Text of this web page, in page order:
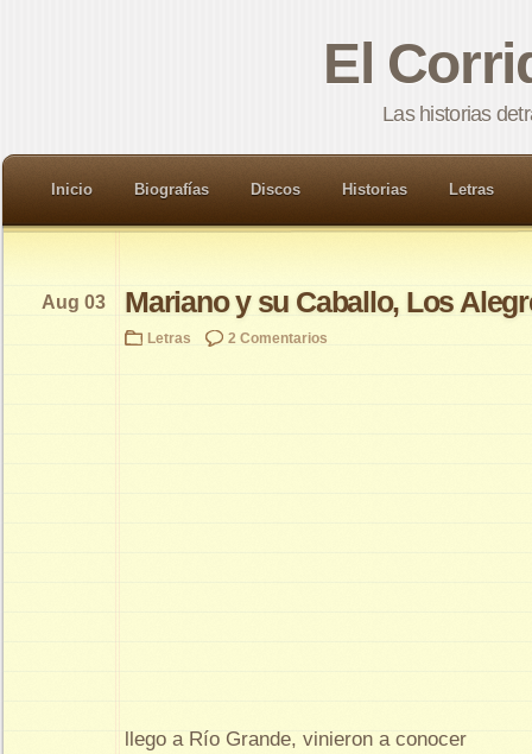
El
Las historias
Inicio Biografías Discos Historias Letras
Mariano y su Caballo, Los
Aug 03
Letras 2 Comentarios
llego a Río Grande, vinieron a conocer